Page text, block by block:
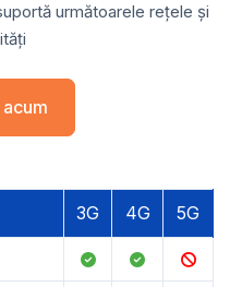
următoarele rețele și
3G 4G 5G